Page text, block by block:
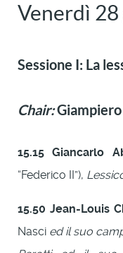
Venerdì
Sessione I: La
Chair:
15.15 Giancarlo
“Federico II”),
15.50 Jean-Louis
Nasci ed il suo